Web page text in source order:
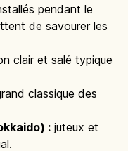
pendant le
de savourer les
clair et salé typique
classique des
: juteux et